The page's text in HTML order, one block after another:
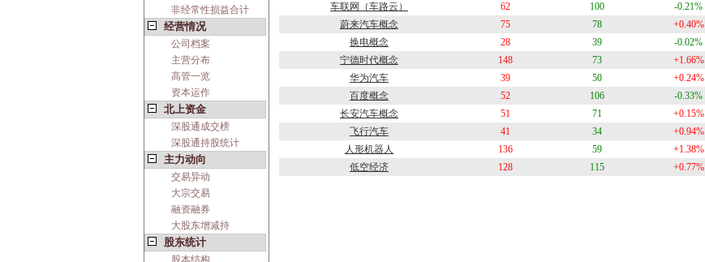
非经常性损益合计
经营情况
公司档案
主营分布
高管一览
资本运作
北上资金
深股通成交榜
深股通持股统计
主力动向
交易异动
大宗交易
融资融券
大股东增减持
股东统计
股本结构
车联网（车路云）
62 100 -0.21%
蔚来汽车概念
75 78 +0.40%
换电概念
28 39 -0.02%
宁德时代概念
148 73 +1.66%
华为汽车
39 50 +0.24%
百度概念
52 106 -0.33%
长安汽车概念
51 71 +0.15%
飞行汽车
41 34 +0.94%
人形机器人
136 59 +1.38%
低空经济
128 115 +0.77%